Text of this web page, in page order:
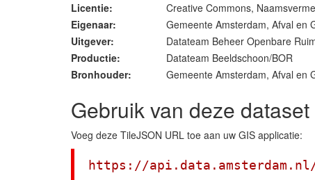
Licentie:
Creative Commons,
Eigenaar:
Gemeente Amsterdam, Afval en
Uitgever:
Datateam Beheer Openbare
Productie:
Datateam Beeldschoon/BOR
Bronhouder:
Gemeente Amsterdam, Afval en
Gebruik van deze dataset
Voeg deze TileJSON URL toe aan uw GIS applicatie:
https://